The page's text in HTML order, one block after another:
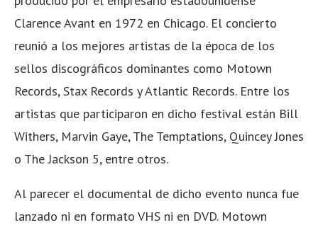
Clarence Avant en 1972 en Chicago. El concierto
reunió a los mejores artistas de la época de los
sellos discográficos dominantes como Motown
Records, Stax Records y Atlantic Records. Entre los
artistas que participaron en dicho festival están Bill
Withers, Marvin Gaye, The Temptations, Quincey Jones
o The Jackson 5, entre otros.
Al parecer el documental de dicho evento nunca fue
lanzado ni en formato VHS ni en DVD. Motown